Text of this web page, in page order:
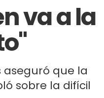
va a la
aseguró que la
sobre la difícil